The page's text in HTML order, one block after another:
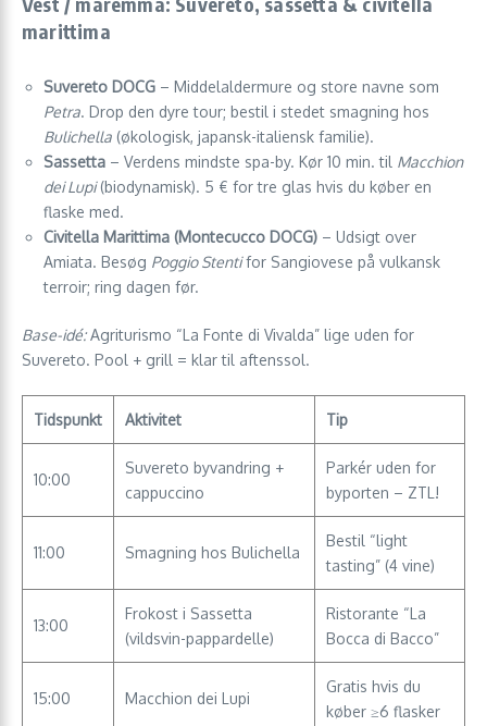
marittima
Suvereto DOCG – Middelaldermure og store navne som
Petra. Drop den dyre tour; bestil i stedet smagning hos
Bulichella (økologisk, japansk-italiensk familie).
Sassetta – Verdens mindste spa-by. Kør 10 min. til Macchion
dei Lupi(biodynamisk). 5 € for tre glas hvis du køber en
flaske med.
Civitella Marittima (Montecucco DOCG) – Udsigt over
Amiata. Besøg Poggio Stentifor Sangiovese på vulkansk
terroir; ring dagen før.
Base-idé:Agriturismo “La Fonte di Vivalda” lige uden for
Suvereto. Pool + grill = klar til aftenssol.
Tidspunkt Aktivitet Tip
10:00
Suvereto byvandring +
cappuccino
Parkér uden for
byporten – ZTL!
11:00 Smagning hos Bulichella
Bestil “light
tasting” (4 vine)
13:00
Frokost i Sassetta
(vildsvin-pappardelle)
Ristorante “La
Bocca di Bacco”
15:00 Macchion dei Lupi
Gratis hvis du
køber ≥6 flasker